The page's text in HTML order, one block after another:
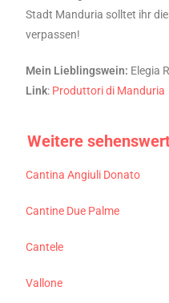
Stadt Manduria solltet ihr
verpassen!
Mein Lieblingswein: Elegia
Link: Produttori di Manduria
Weitere
Cantina Angiuli Donato
Cantine Due Palme
Cantele
Vallone